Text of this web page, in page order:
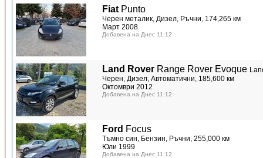
Fiat Punto
Черен металик, Дизел, Ръчни, 174,265 км
Март 2008
Добавена на Днес 11:12
Land Rover Range Rover Evoque
Черен, Дизел, Автоматични, 185,600 км
Октомври 2012
Добавена на Днес 11:12
Ford Focus
Тъмно син, Бензин, Ръчни, 255,000 км
Юли 1999
Добавена на Днес 11:12